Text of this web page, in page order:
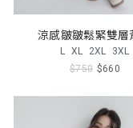
涼感皺皺鬆緊雙層
L XL 2XL 3XL
$750 $660